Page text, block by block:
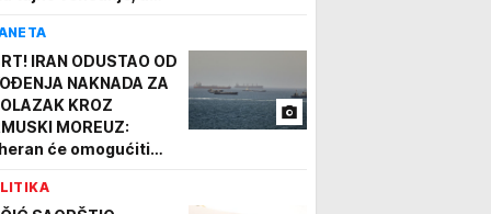
je haos
IRAN ODUSTAO OD
NAKNADA ZA
KROZ
MOREUZ:
će omogućiti
zaliva